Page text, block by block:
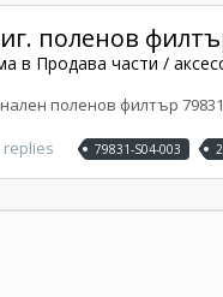
поленов
в Продава части /
поленов филтър
replies 79831-S04-003